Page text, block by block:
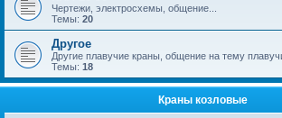
Чертежи, электросхемы, общение...
Темы: 20
Другое
Другие плавучие краны, общение на тему
Темы: 18
Краны козловые